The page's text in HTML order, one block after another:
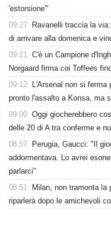
'estorsione'"
09:27
Ravanelli traccia la
di arrivare alla domenica e
09:21 C'è un Campione
Norgaard firma coi Toffees
09:12
L'Arsenal non si ferma
pronto l'assalto a Konsa, ma
09:00 Oggi giocherebbero
delle 20 di A tra conferme e
08:57
Perugia, Gaucci: "Il
addormentava. Lo avrei
parlarci"
08:51
Milan, non tramonta la
riparlerà dopo le amichevoli